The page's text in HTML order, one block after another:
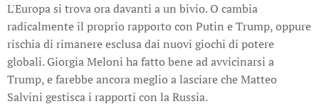
L'Europa si trova ora davanti a un bivio. O cambia
radicalmente il proprio rapporto con Putin e Trump, oppure
rischia di rimanere esclusa dai nuovi giochi di potere
globali. Giorgia Meloni ha fatto bene ad avvicinarsi a
Trump, e farebbe ancora meglio a lasciare che Matteo
Salvini gestisca i rapporti con la Russia.